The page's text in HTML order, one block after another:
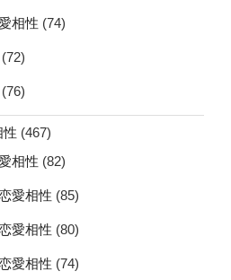
相性 (74)
(72)
(76)
性 (467)
相性 (82)
愛相性 (85)
愛相性 (80)
愛相性 (74)